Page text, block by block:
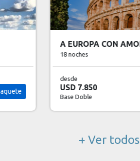
A EUROPA CON AMOR - 21 DIAS
USD 7.850
Base Doble
+ Ver todos